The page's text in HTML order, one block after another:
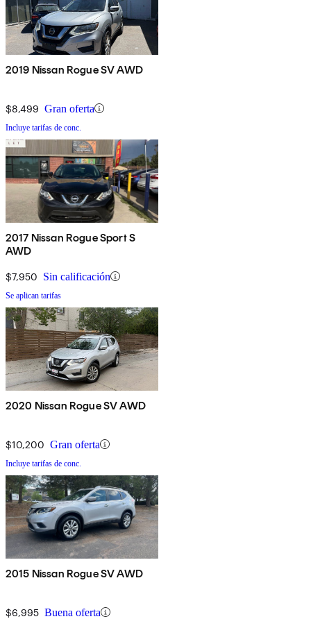
2019 Nissan Rogue SV AWD
$8,499 Gran oferta
Incluye tarifas de conc.
2017 Nissan Rogue Sport S
AWD
$7,950 Sin calificación
Se aplican tarifas
2020 Nissan Rogue SV AWD
$10,200 Gran oferta
Incluye tarifas de conc.
2015 Nissan Rogue SV AWD
$6,995 Buena oferta